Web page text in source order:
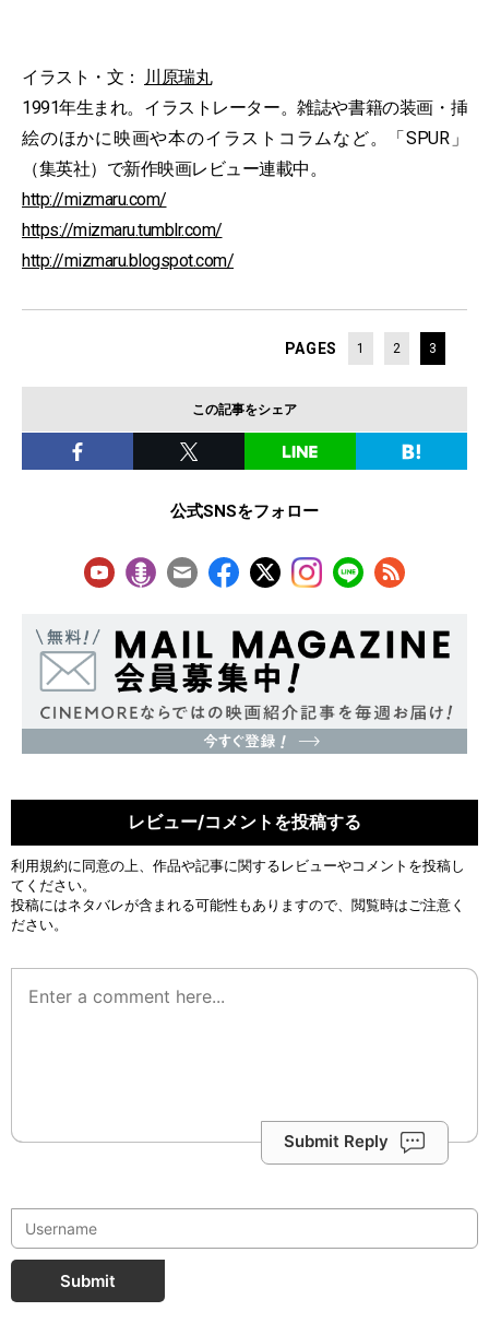
イラスト・文：
川原瑞丸
1991年生まれ。イラストレーター。雑誌や書籍の装画・挿
絵のほかに映画や本のイラストコラムなど。「SPUR」
（集英社）で新作映画レビュー連載中。
http://mizmaru.com/
https://mizmaru.tumblr.com/
http://mizmaru.blogspot.com/
PAGES 1 2 3
この記事をシェア
公式SNSをフォロー
レビュー/コメントを投稿する
利用規約に同意の上、作品や記事に関するレビューやコメントを投稿し
てください。
投稿にはネタバレが含まれる可能性もありますので、閲覧時はご注意く
ださい。
Submit Reply
Submit